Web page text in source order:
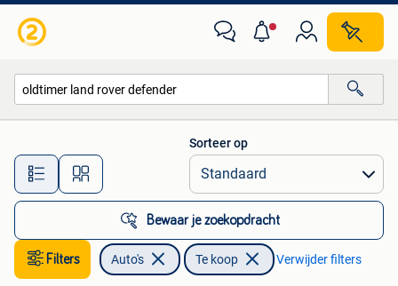
Alle afstanden…
Sorteer op
Bewaar je zoekopdracht
Filters Auto's Te koop Verwijder filters